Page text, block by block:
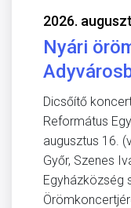
2026.
Nyári
Dicsőítő
Református
augusztus 16.
Győr, Szenes
Egyházközség